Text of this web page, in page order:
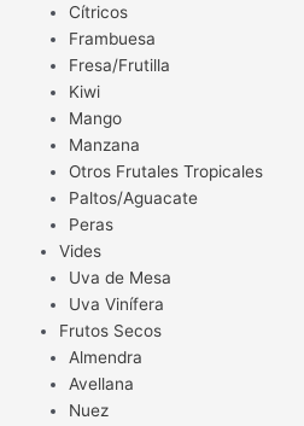
Cítricos
Frambuesa
Fresa/Frutilla
Kiwi
Mango
Manzana
Otros Frutales Tropicales
Paltos/Aguacate
Peras
Vides
Uva de Mesa
Uva Vinífera
Frutos Secos
Almendra
Avellana
Nuez